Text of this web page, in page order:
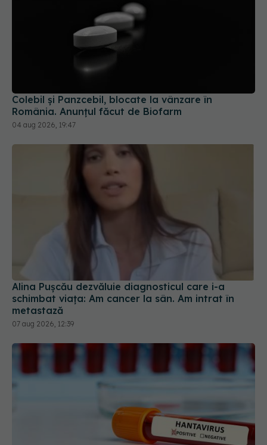
Colebil și Panzcebil, blocate la vânzare în
România. Anunțul făcut de Biofarm
04 aug 2026, 19:47
Alina Pușcău dezvăluie diagnosticul care i-a
schimbat viața: Am cancer la sân. Am intrat în
metastază
07 aug 2026, 12:39